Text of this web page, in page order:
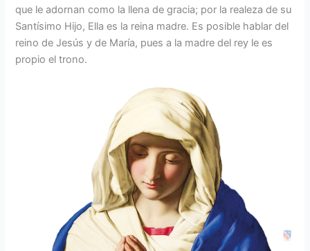
que le adornan como la llena de gracia; por la realeza de su
Santísimo Hijo, Ella es la reina madre. Es posible hablar del
reino de Jesús y de María, pues a la madre del rey le es
propio el trono.